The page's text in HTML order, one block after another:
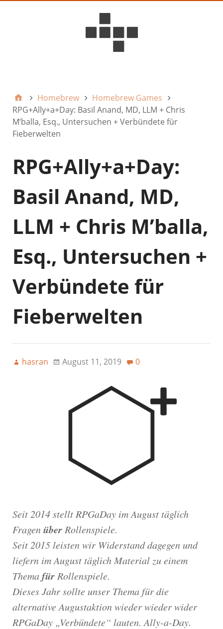
Homebrew
Homebrew Games
RPG+Ally+a+Day: Basil Anand, MD, LLM + Chris
M’balla, Esq., Untersuchen + Verbündete für
Fieberwelten
RPG+Ally+a+Day:
Basil Anand, MD,
LLM + Chris M’balla,
Esq., Untersuchen +
Verbündete für
Fieberwelten
hasran August 11, 2019 0
Seit 2014 stellt RPGaDay im August täglich
Fragenüber Rollenspiele.
Seit 2015 leisten wir Widerstand dagegen und
liefern im August täglich Material zu einem
Themafür Rollenspiele.
Dieses Jahr sollte unser Thema für die
alternative Augustaktion wieder wieder wider
RPGaDay „Verbündete“ lauten. Ally-a-Day.